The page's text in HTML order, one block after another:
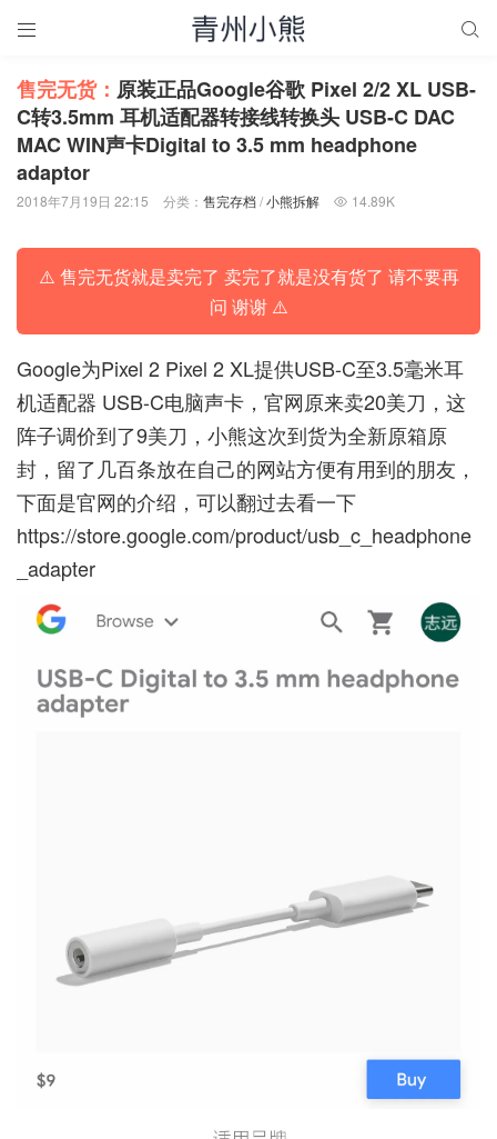
 
售完无货： 原装正品Google谷歌 Pixel 2/2 XL USB-
C转3.5mm 耳机适配器转接线转换头 USB-C DAC
MAC WIN声卡Digital to 3.5 mm headphone
adaptor
2018年7月19日 22:15 分类： 售完存档/小熊拆解  14.89K
⚠️ 售完无货就是卖完了 卖完了就是没有货了 请不要再
问 谢谢 ⚠️
Google为Pixel 2 Pixel 2 XL提供USB-C至3.5毫米耳
机适配器 USB-C电脑声卡，官网原来卖20美刀，这
阵子调价到了9美刀，小熊这次到货为全新原箱原
封，留了几百条放在自己的网站方便有用到的朋友，
下面是官网的介绍，可以翻过去看一下
https://store.google.com/product/usb_c_headphone
_adapter